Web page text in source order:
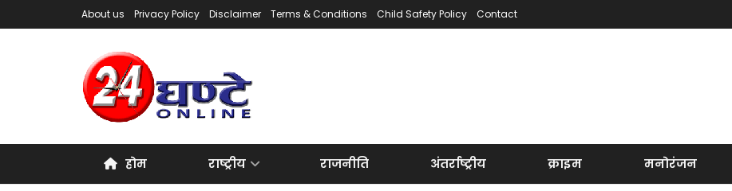
About us Privacy Policy Disclaimer Terms & Conditions Child Safety Policy Contact
होम राष्ट्रीय राजनीति अंतर्राष्ट्रीय क्राइम मनोरंजन